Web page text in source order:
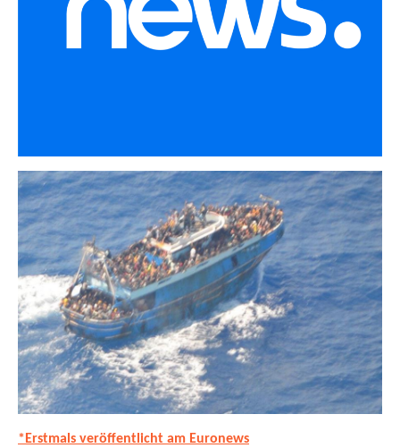
*Erstmals veröffentlicht am Euronews